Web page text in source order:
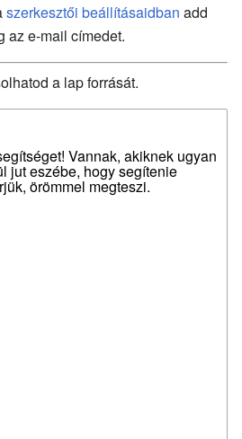
szerkesztői beállításaidban add
az e-mail címedet.
a lap forrását.